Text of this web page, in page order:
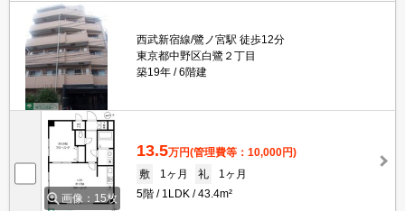
西武新宿線/鷺ノ宮駅 徒歩12分
東京都中野区白鷺２丁目
築19年
6階建
画像：15枚
13.5万円(管理費等：10,000円)
敷
1ヶ月 礼
1ヶ月
5階
1LDK 43.4m²